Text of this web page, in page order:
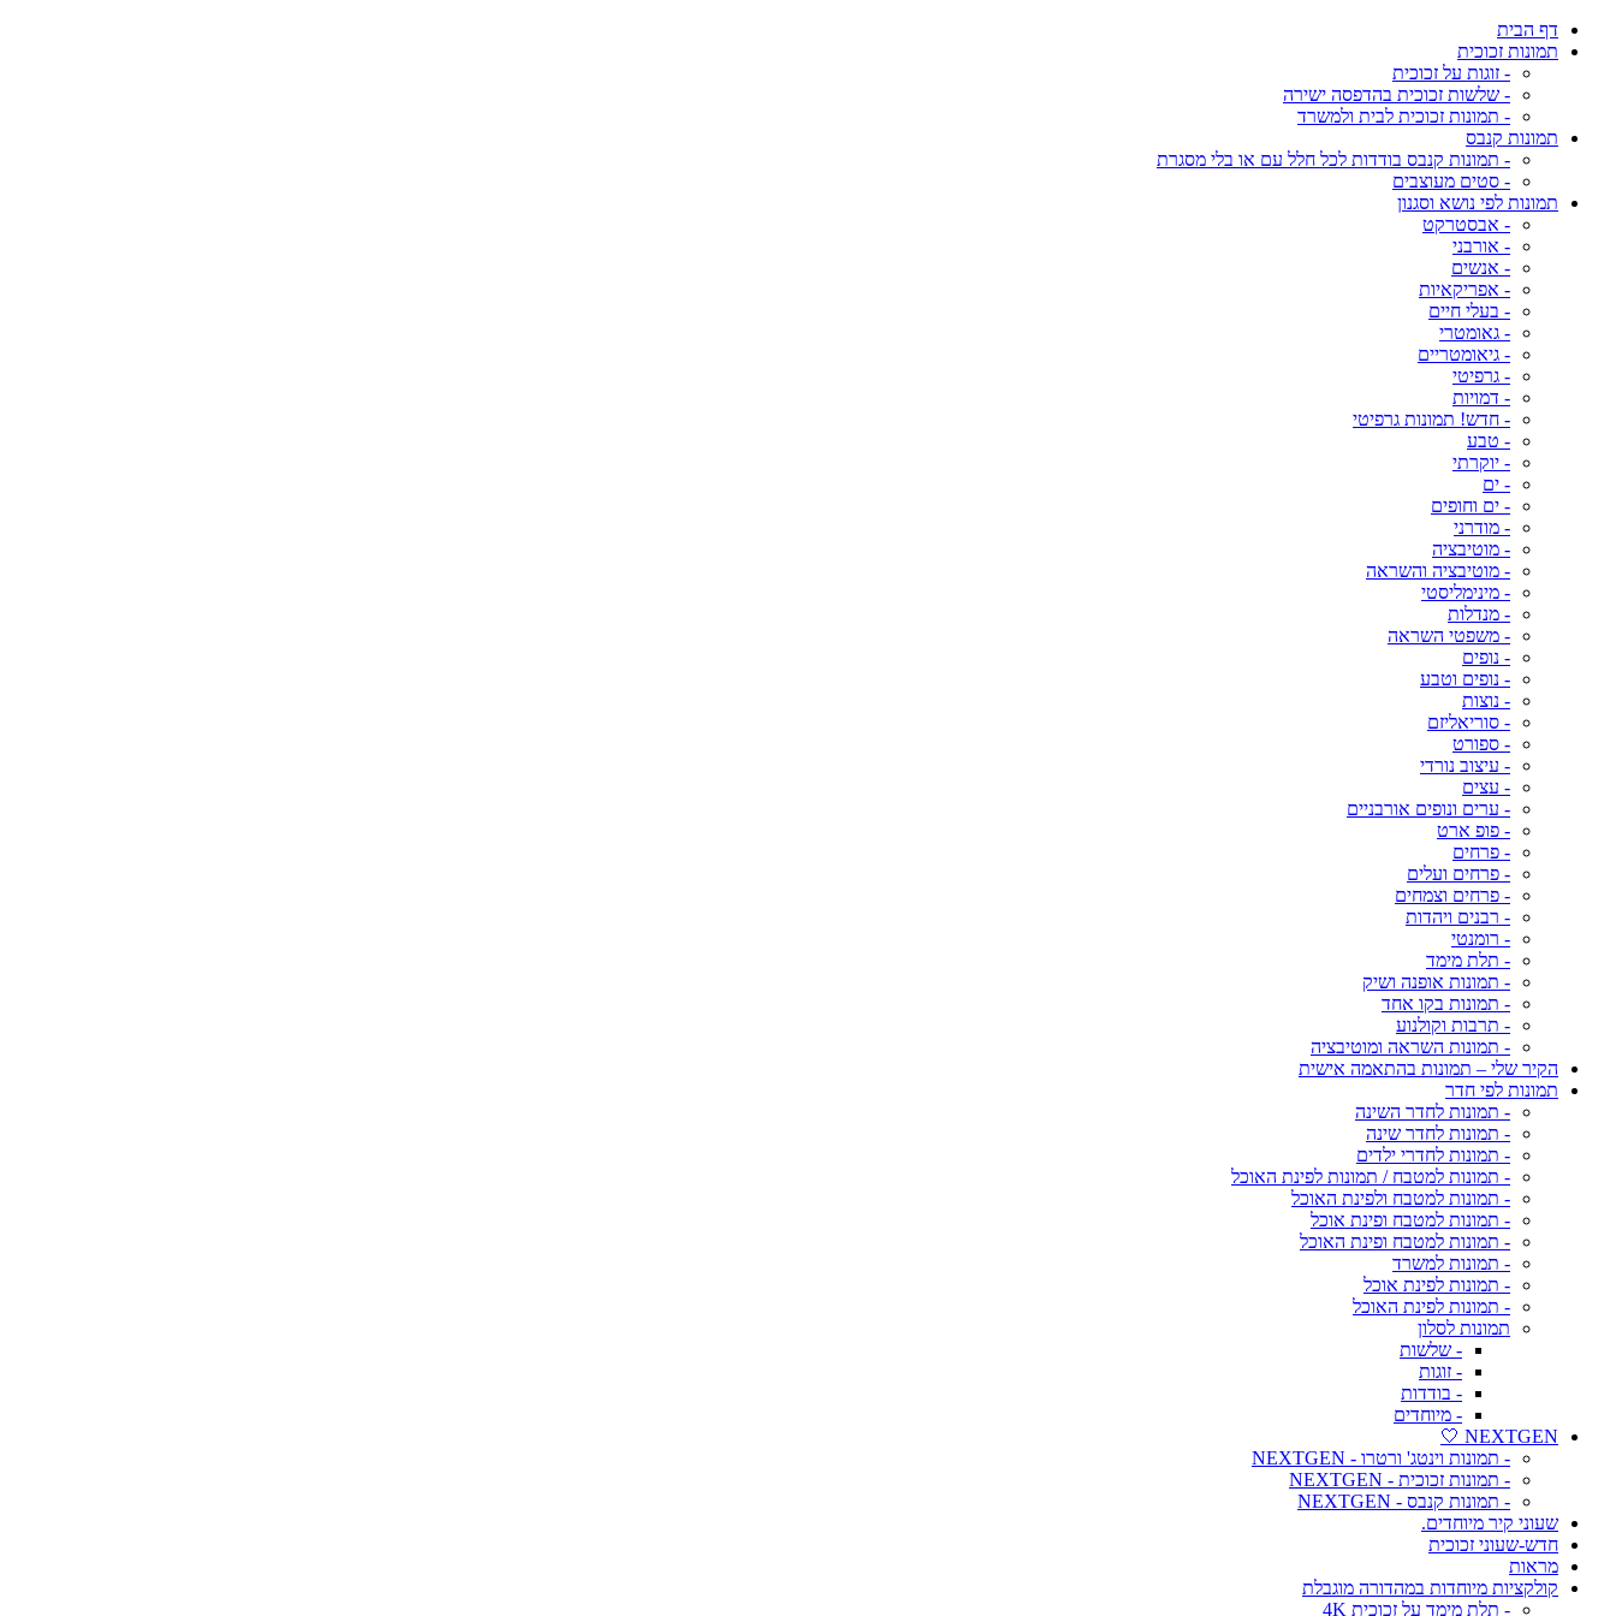
דף הבית
תמונות זכוכית
- זוגות על זכוכית
- שלשות זכוכית בהדפסה ישירה
- תמונות זכוכית לבית ולמשרד
תמונות קנבס
- תמונות קנבס בודדות לכל חלל עם או בלי מסגרת
- סטים מעוצבים
תמונות לפי נושא וסגנון
- אבסטרקט
- אורבני
- אנשים
- אפריקאיות
- בעלי חיים
- גאומטרי
- גיאומטריים
- גרפיטי
- דמויות
- חדש! תמונות גרפיטי
- טבע
- יוקרתי
- ים
- ים וחופים
- מודרני
- מוטיבציה
- מוטיבציה והשראה
- מינימליסטי
- מנדלות
- משפטי השראה
- נופים
- נופים וטבע
- נוצות
- סוריאליזם
- ספורט
- עיצוב נורדי
- עצים
- ערים ונופים אורבניים
- פופ ארט
- פרחים
- פרחים ועלים
- פרחים וצמחים
- רבנים ויהדות
- רומנטי
- תלת מימד
- תמונות אופנה ושיק
- תמונות בקו אחד
- תרבות וקולנוע
- תמונות השראה ומוטיבציה
הקיר שלי – תמונות בהתאמה אישית
תמונות לפי חדר
- תמונות לחדר השינה
- תמונות לחדר שינה
- תמונות לחדרי ילדים
- תמונות למטבח / תמונות לפינת האוכל
- תמונות למטבח ולפינת האוכל
- תמונות למטבח ופינת אוכל
- תמונות למטבח ופינת האוכל
- תמונות למשרד
- תמונות לפינת אוכל
- תמונות לפינת האוכל
תמונות לסלון
- שלשות
- זוגות
- בודדות
- מיוחדים
NEXTGEN 🤍
- תמונות וינטג' ורטרו - NEXTGEN
- תמונות זכוכית - NEXTGEN
- תמונות קנבס - NEXTGEN
שעוני קיר מיוחדים.
חדש-שעוני זכוכית
מראות
קולקציות מיוחדות במהדורה מוגבלת
- תלת מימד על זכוכית 4K